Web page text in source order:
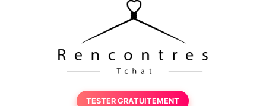
TESTER GRATUITEMENT